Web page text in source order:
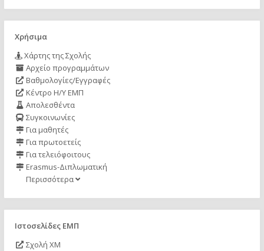
Χρήσιμα
Χάρτης της Σχολής
Αρχείο προγραμμάτων
Βαθμολογίες/Εγγραφές
Κέντρο Η/Υ ΕΜΠ
Απολεσθέντα
Συγκοινωνίες
Για μαθητές
Για πρωτοετείς
Για τελειόφοιτους
Erasmus-Διπλωματική
Περισσότερα
Ιστοσελίδες ΕΜΠ
Σχολή ΧΜ